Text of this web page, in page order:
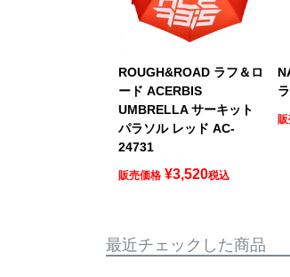
ROUGH&ROAD ラフ＆ロ
ード ACERBIS
UMBRELLA サーキット
パラソル レッド AC-
24731
販売価格 ¥3,520税込
最近チェックした商品